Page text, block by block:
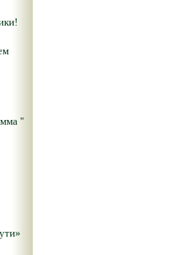
"